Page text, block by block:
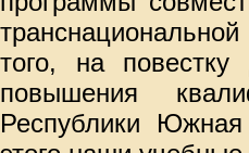
того, на
повышения
Республики